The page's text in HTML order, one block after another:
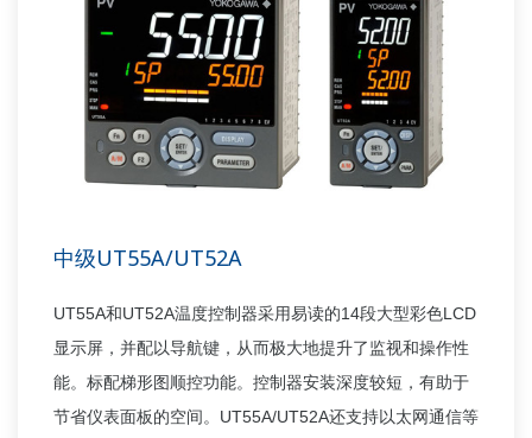
中级UT55A/UT52A
UT55A和 UT52A温度控制器采用易读的14段大型彩色LCD
显示屏，并配以导航键，从而极大地提升了监视和操作性
能。标配梯形图顺控功能。控制器安装深度较短，有助于
节省仪表面板的空间。 UT55A/UT52A还支持以太网通信等